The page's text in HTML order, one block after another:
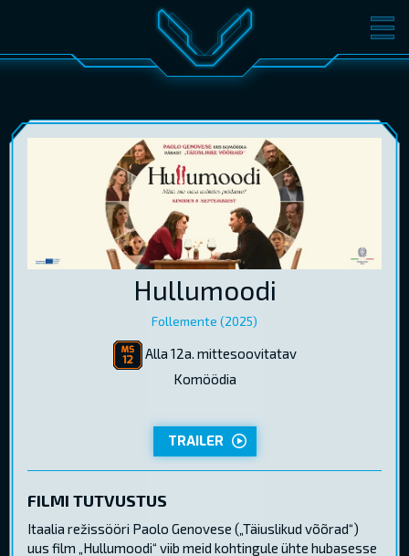
FILMID PILETID
V-KLUBI
KINKEKAARDID
Hullumoodi
Follemente (2025)
Alla 12a. mittesoovitatav
Komöödia
TRAILER
FILMI TUTVUSTUS
Itaalia režissööri Paolo Genovese („Täiuslikud võõrad“)
uus film „Hullumoodi“ viib meid kohtingule ühte hubasesse